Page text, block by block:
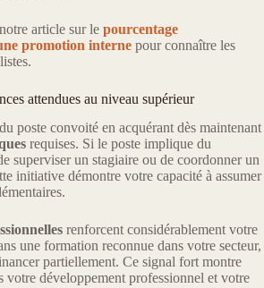
article sur le pourcentage
promotion interne pour connaître les
attendues au niveau supérieur
poste convoité en acquérant dès maintenant
requises. Si le poste implique du
superviser un stagiaire ou de coordonner un
initiative démontre votre capacité à assumer
renforcent considérablement votre
une formation reconnue dans votre secteur,
partiellement. Ce signal fort montre
votre développement professionnel et votre